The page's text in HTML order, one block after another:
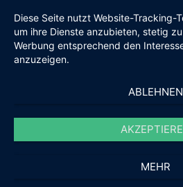
Diese Seite nutzt Website-Tracking-
um ihre Dienste anzubieten, stetig
Werbung entsprechend den
anzuzeigen.
ABLEHNEN
MEHR